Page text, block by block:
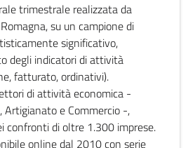
trimestrale realizzata da
su un campione di
significativo,
degli indicatori di attività
fatturato, ordinativi).
di attività economica -
Artigianato e Commercio -,
confronti di oltre 1.300 imprese.
online dal 2010 con serie